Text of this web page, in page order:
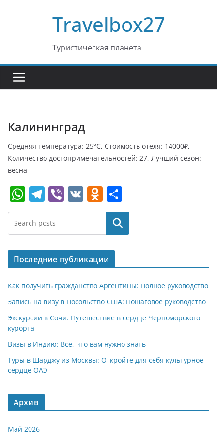
Travelbox27
Туристическая планета
Калининград
Средняя температура: 25°C, Стоимость отеля: 14000₽,
Количество достопримечательностей: 27, Лучший сезон:
весна
W
h
at
s
A
p
p
T
el
e
gr
a
m
Vi
b
V
K
O
d
o
kl
a
ss
ni
ki
т
п
р
в
и
т
ь
Поиск
Последние публикации
Как получить гражданство Аргентины: Полное руководство
Запись на визу в Посольство США: Пошаговое руководство
Экскурсии в Сочи: Путешествие в сердце Черноморского
курорта
Визы в Индию: Все, что вам нужно знать
Туры в Шарджу из Москвы: Откройте для себя культурное
сердце ОАЭ
Архив
Май 2026